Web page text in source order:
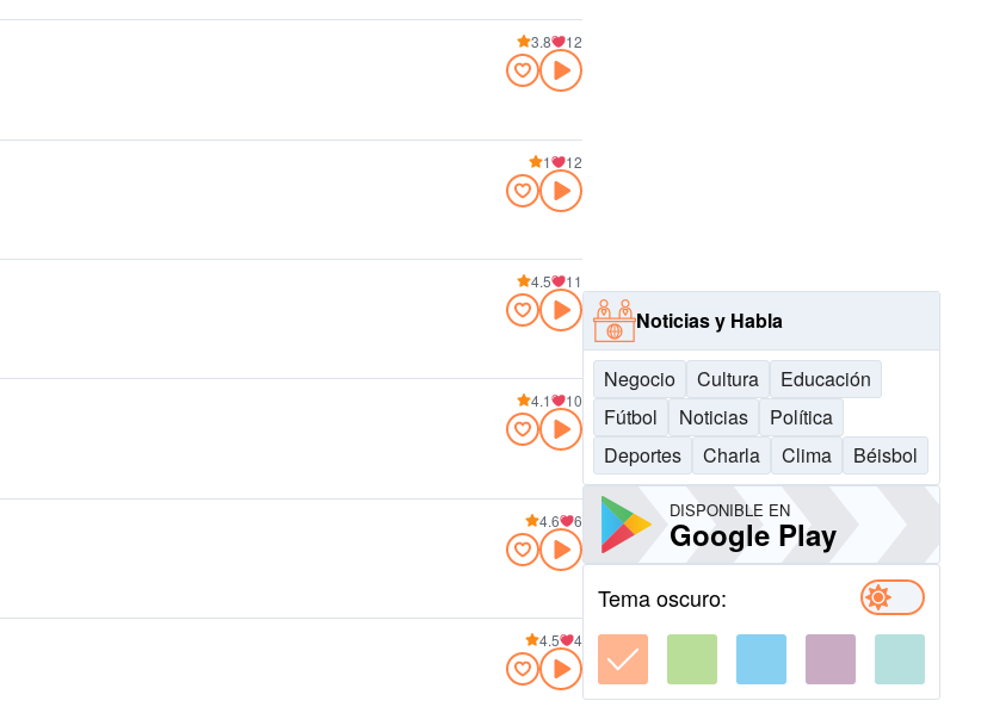
3.8 12
1 12
4.5 11
4.1 10
4.6 6
4.5 4
Noticias y Habla
Negocio Cultura
Educación
Fútbol
Noticias
Política
Deportes
Charla Clima Béisbol
DISPONIBLE EN
Google Play
Tema oscuro: